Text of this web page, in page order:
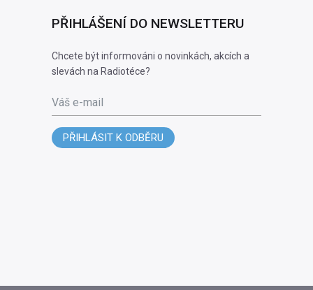
PŘIHLÁŠENÍ DO NEWSLETTERU
Chcete být informováni o novinkách, akcích a
slevách na Radiotéce?
Váš e-mail
PŘIHLÁSIT K ODBĚRU